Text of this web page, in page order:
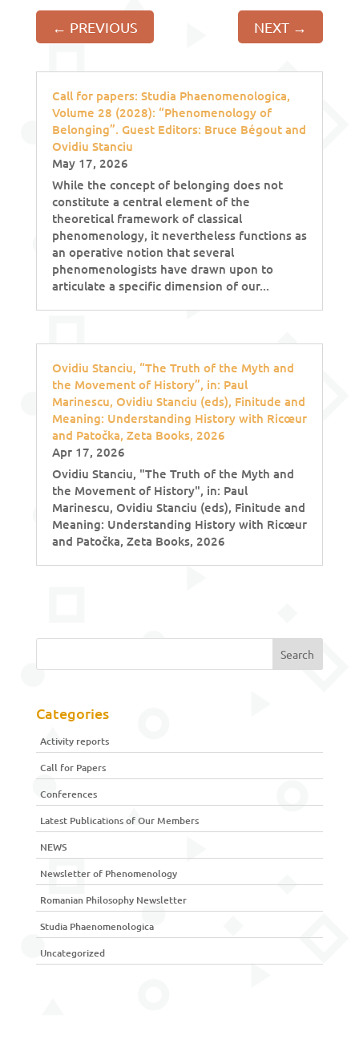
← PREVIOUS NEXT →
Call for papers: Studia Phaenomenologica,
Volume 28 (2028): “Phenomenology of
Belonging”. Guest Editors: Bruce Bégout and
Ovidiu Stanciu
May 17, 2026
While the concept of belonging does not
constitute a central element of the
theoretical framework of classical
phenomenology, it nevertheless functions as
an operative notion that several
phenomenologists have drawn upon to
articulate a specific dimension of our...
Ovidiu Stanciu, “The Truth of the Myth and
the Movement of History”, in: Paul
Marinescu, Ovidiu Stanciu (eds), Finitude and
Meaning: Understanding History with Ricœur
and Patočka, Zeta Books, 2026
Apr 17, 2026
Ovidiu Stanciu, "The Truth of the Myth and
the Movement of History", in: Paul
Marinescu, Ovidiu Stanciu (eds), Finitude and
Meaning: Understanding History with Ricœur
and Patočka, Zeta Books, 2026
Categories
Activity reports
Call for Papers
Conferences
Latest Publications of Our Members
NEWS
Newsletter of Phenomenology
Romanian Philosophy Newsletter
Studia Phaenomenologica
Uncategorized